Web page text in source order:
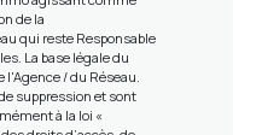
de la
qui reste Responsable
La base légale du
/ du Réseau.
suppression et sont
à la loi «